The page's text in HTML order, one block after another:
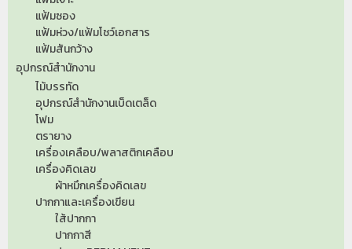
แฟ้มซอง
แฟ้มห่วง/แฟ้มโชว์เอกสาร
แฟ้มสันกว้าง
อุปกรณ์สำนักงาน
ไม้บรรทัด
อุปกรณ์สำนักงานเบ็ดเตล็ด
โฟม
ตรายาง
เครื่องเคลือบ/พลาสติกเคลือบ
เครื่องคิดเลข
ผ้าหมึกเครื่องคิดเลข
ปากกาและเครื่องเขียน
ใส้ปากกา
ปากกาสี